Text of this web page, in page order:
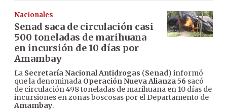
Nacionales
Senad saca de circulación casi
500 toneladas de marihuana
en incursión de 10 días por
Amambay
La Secretaría Nacional Antidrogas (Senad) informó
que la denominada Operación Nueva Alianza 56 sacó
de circulación 498 toneladas de marihuana en 10 días de
incursiones en zonas boscosas por el Departamento de
Amambay.